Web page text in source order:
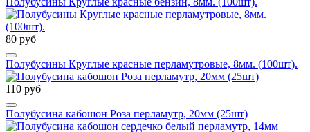
80 руб
Полубусины Круглые красные перламутровые, 8мм. (100шт).
110 руб
Полубусина кабошон Роза перламутр, 20мм (25шт)